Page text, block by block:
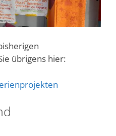
übrigens hier: